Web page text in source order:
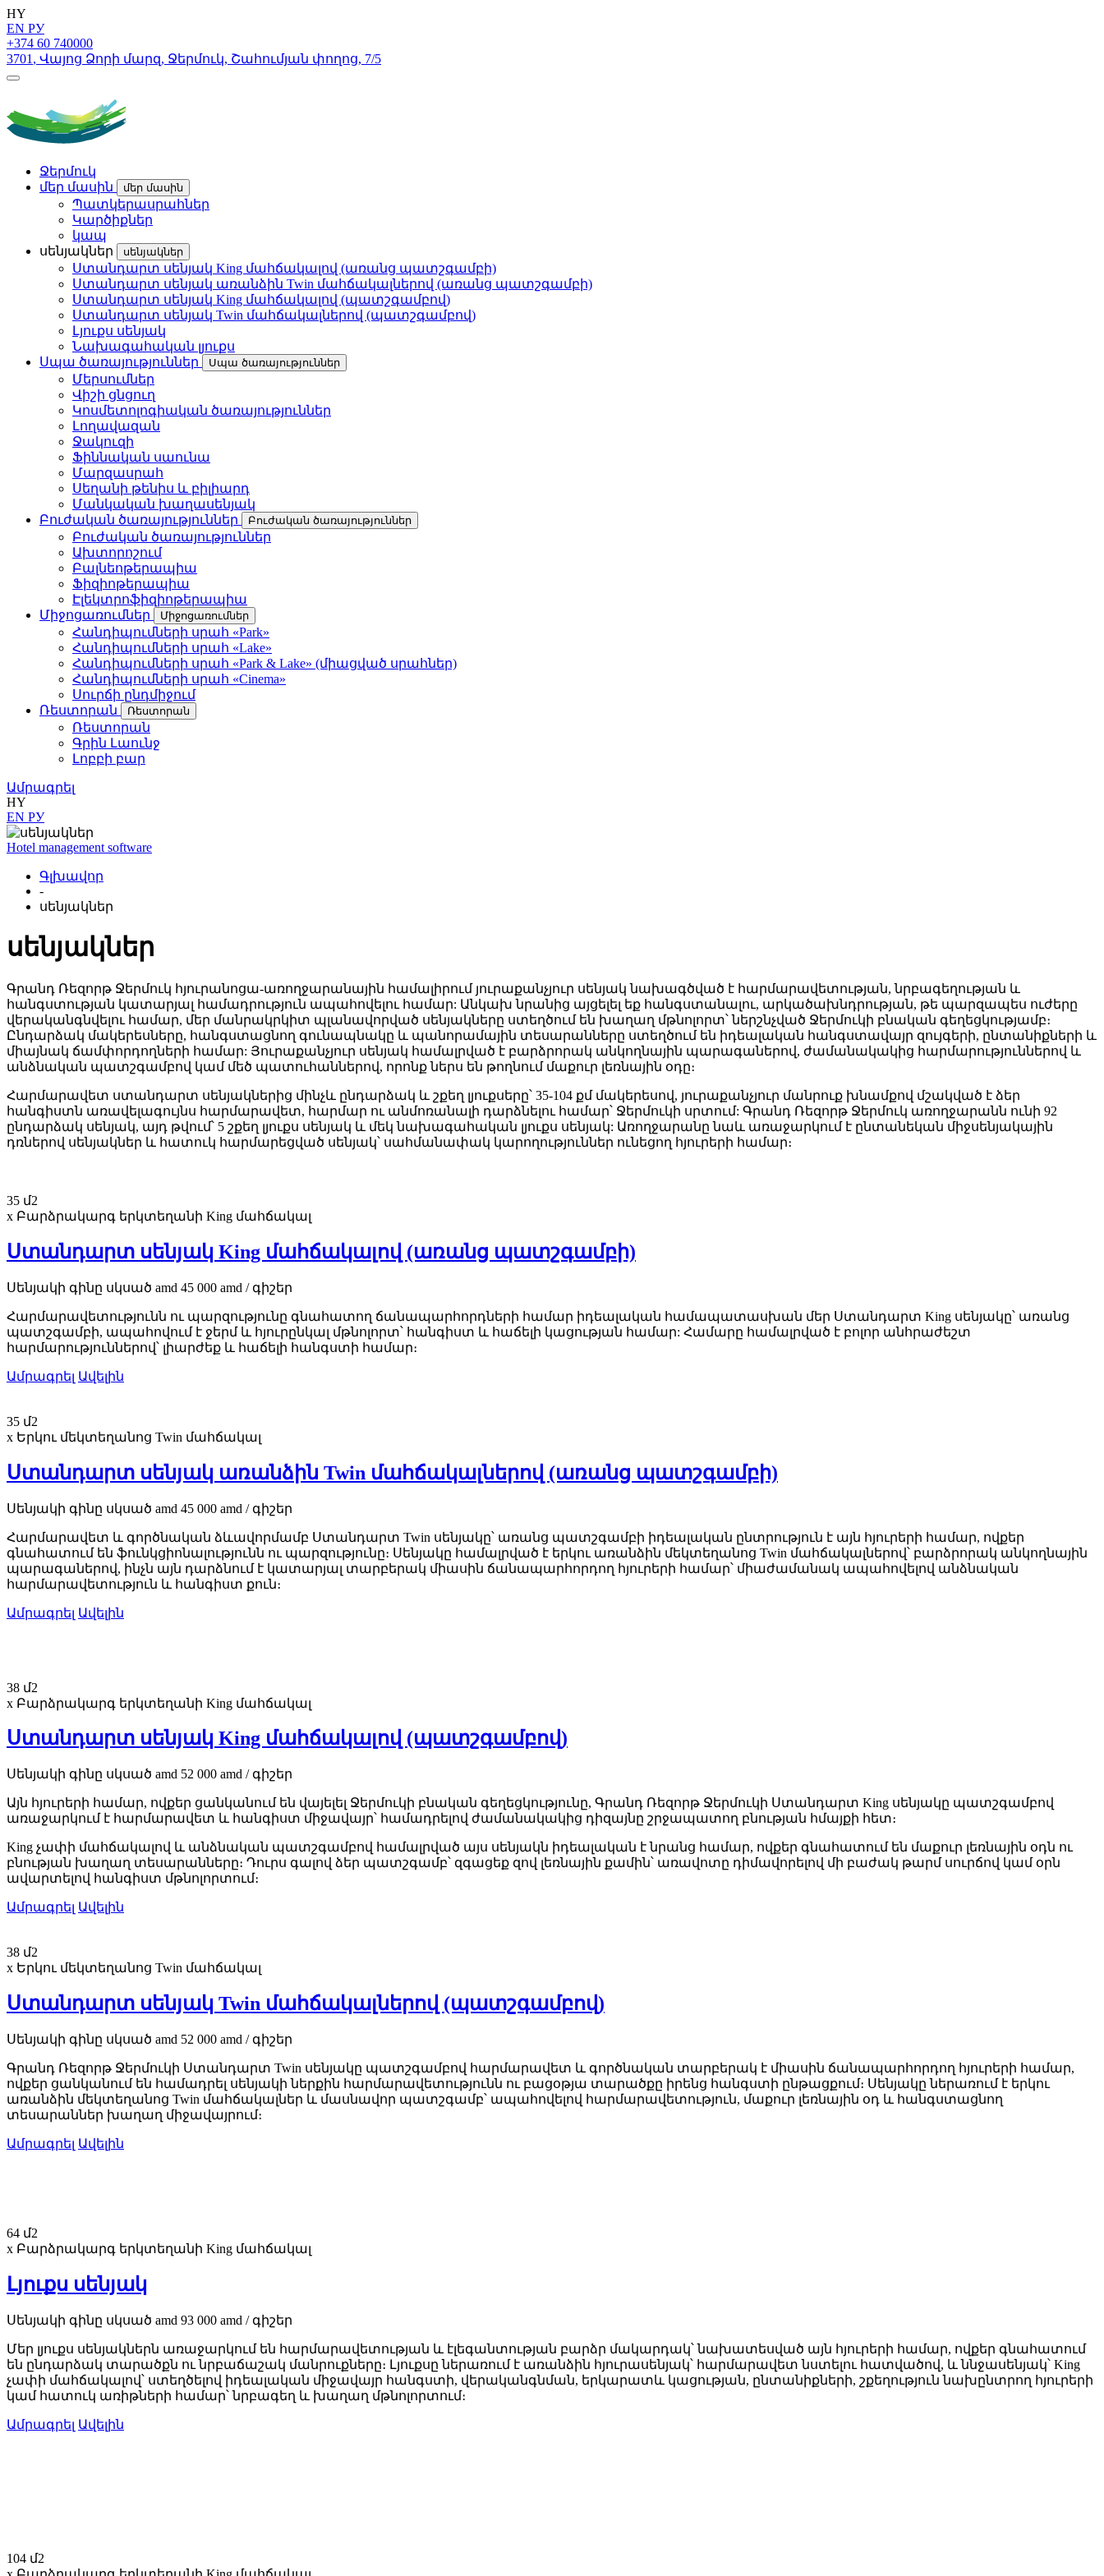
HY
EN РУ
+374 60 740000
3701 , Վայոց Ձորի մարզ, Ջերմուկ, Շահումյան փողոց, 7/5
Ջերմուկ
մեր մասին
մեր մասին
Պատկերասրահներ
Կարծիքներ
կապ
սենյակներ
սենյակներ
Ստանդարտ սենյակ King մահճակալով (առանց պատշգամբի)
Ստանդարտ սենյակ առանձին Twin մահճակալներով (առանց պատշգամբի)
Ստանդարտ սենյակ King մահճակալով (պատշգամբով)
Ստանդարտ սենյակ Twin մահճակալներով (պատշգամբով)
Լյուքս սենյակ
Նախագահական լյուքս
Սպա ծառայություններ
Սպա ծառայություններ
Մերսումներ
Վիշի ցնցուղ
Կոսմետոլոգիական ծառայություններ
Լողավազան
Ջակուզի
Ֆիննական սաունա
Մարզասրահ
Սեղանի թենիս և բիլիարդ
Մանկական խաղասենյակ
Բուժական ծառայություններ
Բուժական ծառայություններ
Բուժական ծառայություններ
Ախտորոշում
Բալնեոթերապիա
Ֆիզիոթերապիա
Էլեկտրոֆիզիոթերապիա
Միջոցառումներ
Միջոցառումներ
Հանդիպումների սրահ «Park»
Հանդիպումների սրահ «Lake»
Հանդիպումների սրահ «Park & Lake» (միացված սրահներ)
Հանդիպումների սրահ «Cinema»
Սուրճի ընդմիջում
Ռեստորան
Ռեստորան
Ռեստորան
Գրին Լաունջ
Լոբբի բար
Ամրագրել
HY
EN РУ
Hotel management software
Գլխավոր
-
սենյակներ
սենյակներ
Գրանդ Ռեզորթ Ջերմուկ հյուրանոցա-առողջարանային համալիրում յուրաքանչյուր սենյակ նախագծված է հարմարավետության, նրբագեղության և
հանգստության կատարյալ համադրություն ապահովելու համար: Անկախ նրանից այցելել եք հանգստանալու, արկածախնդրության, թե պարզապես ուժերը
վերականգնվելու համար, մեր մանրակրկիտ պլանավորված սենյակները ստեղծում են խաղաղ մթնոլորտ՝ ներշնչված Ջերմուկի բնական գեղեցկությամբ։
Ընդարձակ մակերեսները, հանգստացնող գունապնակը և պանորամային տեսարանները ստեղծում են իդեալական հանգստավայր զույգերի, ընտանիքների և
միայնակ ճամփորդողների համար: Յուրաքանչյուր սենյակ համալրված է բարձրորակ անկողնային պարագաներով, ժամանակակից հարմարություններով և
անձնական պատշգամբով կամ մեծ պատուհաններով, որոնք ներս են թողնում մաքուր լեռնային օդը։
Հարմարավետ ստանդարտ սենյակներից մինչև ընդարձակ և շքեղ լյուքսերը՝ 35-104 քմ մակերեսով, յուրաքանչյուր մանրուք խնամքով մշակված է ձեր
հանգիստն առավելագույնս հարմարավետ, հարմար ու անմոռանալի դարձնելու համար՝ Ջերմուկի սրտում: Գրանդ Ռեզորթ Ջերմուկ առողջարանն ունի 92
ընդարձակ սենյակ, այդ թվում՝ 5 շքեղ լյուքս սենյակ և մեկ նախագահական լյուքս սենյակ: Առողջարանը նաև առաջարկում է ընտանեկան միջսենյակային
դռներով սենյակներ և հատուկ հարմարեցված սենյակ՝ սահմանափակ կարողություններ ունեցող հյուրերի համար։
35 մ2
x Բարձրակարգ երկտեղանի King մահճակալ
Ստանդարտ սենյակ King մահճակալով (առանց պատշգամբի)
Սենյակի գինը սկսած amd 45 000 amd / գիշեր
Հարմարավետությունն ու պարզությունը գնահատող ճանապարհորդների համար իդեալական համապատասխան մեր Ստանդարտ King սենյակը՝ առանց
պատշգամբի, ապահովում է ջերմ և հյուրընկալ մթնոլորտ՝ հանգիստ և հաճելի կացության համար: Համարը համալրված է բոլոր անհրաժեշտ
հարմարություններով՝ լիարժեք և հաճելի հանգստի համար։
Ամրագրել Ավելին
35 մ2
x Երկու մեկտեղանոց Twin մահճակալ
Ստանդարտ սենյակ առանձին Twin մահճակալներով (առանց պատշգամբի)
Սենյակի գինը սկսած amd 45 000 amd / գիշեր
Հարմարավետ և գործնական ձևավորմամբ Ստանդարտ Twin սենյակը՝ առանց պատշգամբի իդեալական ընտրություն է այն հյուրերի համար, ովքեր
գնահատում են ֆունկցիոնալությունն ու պարզությունը։ Սենյակը համալրված է երկու առանձին մեկտեղանոց Twin մահճակալներով՝ բարձրորակ անկողնային
պարագաներով, ինչն այն դարձնում է կատարյալ տարբերակ միասին ճանապարհորդող հյուրերի համար՝ միաժամանակ ապահովելով անձնական
հարմարավետություն և հանգիստ քուն։
Ամրագրել Ավելին
38 մ2
x Բարձրակարգ երկտեղանի King մահճակալ
Ստանդարտ սենյակ King մահճակալով (պատշգամբով)
Սենյակի գինը սկսած amd 52 000 amd / գիշեր
Այն հյուրերի համար, ովքեր ցանկանում են վայելել Ջերմուկի բնական գեղեցկությունը, Գրանդ Ռեզորթ Ջերմուկի Ստանդարտ King սենյակը պատշգամբով
առաջարկում է հարմարավետ և հանգիստ միջավայր՝ համադրելով ժամանակակից դիզայնը շրջապատող բնության հմայքի հետ։
King չափի մահճակալով և անձնական պատշգամբով համալրված այս սենյակն իդեալական է նրանց համար, ովքեր գնահատում են մաքուր լեռնային օդն ու
բնության խաղաղ տեսարանները։ Դուրս գալով ձեր պատշգամբ՝ զգացեք զով լեռնային քամին՝ առավոտը դիմավորելով մի բաժակ թարմ սուրճով կամ օրն
ավարտելով հանգիստ մթնոլորտում։
Ամրագրել Ավելին
38 մ2
x Երկու մեկտեղանոց Twin մահճակալ
Ստանդարտ սենյակ Twin մահճակալներով (պատշգամբով)
Սենյակի գինը սկսած amd 52 000 amd / գիշեր
Գրանդ Ռեզորթ Ջերմուկի Ստանդարտ Twin սենյակը պատշգամբով հարմարավետ և գործնական տարբերակ է միասին ճանապարհորդող հյուրերի համար,
ովքեր ցանկանում են համադրել սենյակի ներքին հարմարավետությունն ու բացօթյա տարածքը իրենց հանգստի ընթացքում։ Սենյակը ներառում է երկու
առանձին մեկտեղանոց Twin մահճակալներ և մասնավոր պատշգամբ՝ ապահովելով հարմարավետություն, մաքուր լեռնային օդ և հանգստացնող
տեսարաններ խաղաղ միջավայրում։
Ամրագրել Ավելին
64 մ2
x Բարձրակարգ երկտեղանի King մահճակալ
Լյուքս սենյակ
Սենյակի գինը սկսած amd 93 000 amd / գիշեր
Մեր լյուքս սենյակներն առաջարկում են հարմարավետության և էլեգանտության բարձր մակարդակ՝ նախատեսված այն հյուրերի համար, ովքեր գնահատում
են ընդարձակ տարածքն ու նրբաճաշակ մանրուքները։ Լյուքսը ներառում է առանձին հյուրասենյակ՝ հարմարավետ նստելու հատվածով, և ննջասենյակ՝ King
չափի մահճակալով՝ ստեղծելով իդեալական միջավայր հանգստի, վերականգնման, երկարատև կացության, ընտանիքների, շքեղություն նախընտրող հյուրերի
կամ հատուկ առիթների համար՝ նրբագեղ և խաղաղ մթնոլորտում։
Ամրագրել Ավելին
104 մ2